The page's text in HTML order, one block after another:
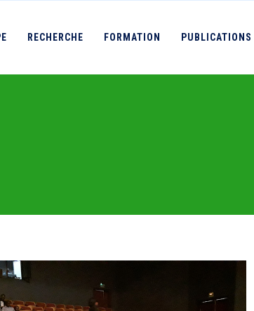
RECHERCHE FORMATION PUBLICATIONS